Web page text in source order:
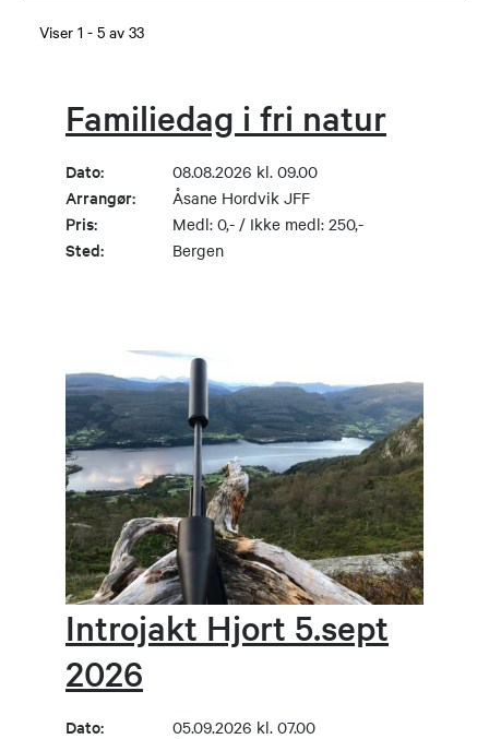
Viser 1 - 5 av 33
Familiedag i fri natur
Dato: 08.08.2026 kl. 09.00
Arrangør: Åsane Hordvik JFF
Pris: Medl: 0,- / Ikke medl: 250,-
Sted: Bergen
Introjakt Hjort 5.sept
2026
Dato: 05.09.2026 kl. 07.00